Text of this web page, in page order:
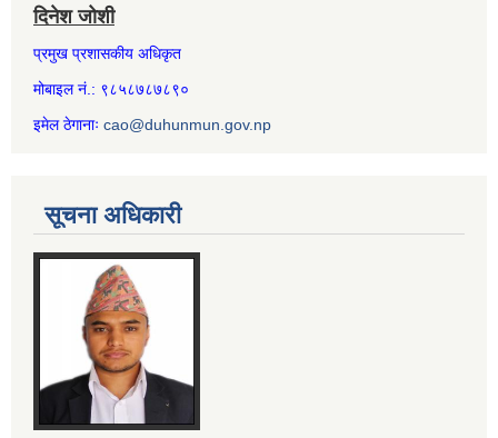
दिनेश जोशी
प्रमुख प्रशासकीय अधिकृत
मोबाइल नं.: ९८५८७८७८९०
इमेल ठेगानाः cao@duhunmun.gov.np
सूचना अधिकारी